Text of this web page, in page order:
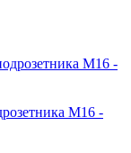
M16 -